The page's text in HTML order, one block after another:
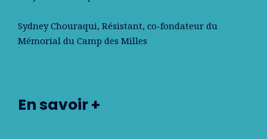
Sydney Chouraqui, Résistant, co-fondateur du
Mémorial du Camp des Milles
En savoir +